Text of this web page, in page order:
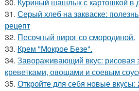
31. Серый хлеб на закваске:
рецепт
32. Песочный пирог со смородиной.
33. Крем "Мокрое Безе".
34. Завораживающий вкус: рисовая
креветками, овощами и соевым
35. Откройте для себя новые вкусы: